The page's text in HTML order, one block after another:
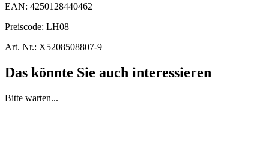
EAN: 4250128440462
Preiscode: LH08
Art. Nr.: X5208508807-9
Das könnte Sie auch interessieren
Bitte warten...